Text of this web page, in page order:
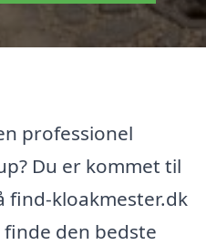
professionel
Du er kommet til
find-kloakmester.dk
den bedste